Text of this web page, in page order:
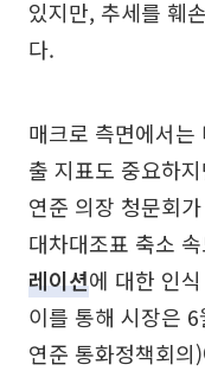
있지만, 추세를 훼
다.
매크로 측면에서
출 지표도 중요하
연준 의장 청문회
대차대조표 축소
레이션에 대한 인
이를 통해 시장은 6
연준 통화정책회의